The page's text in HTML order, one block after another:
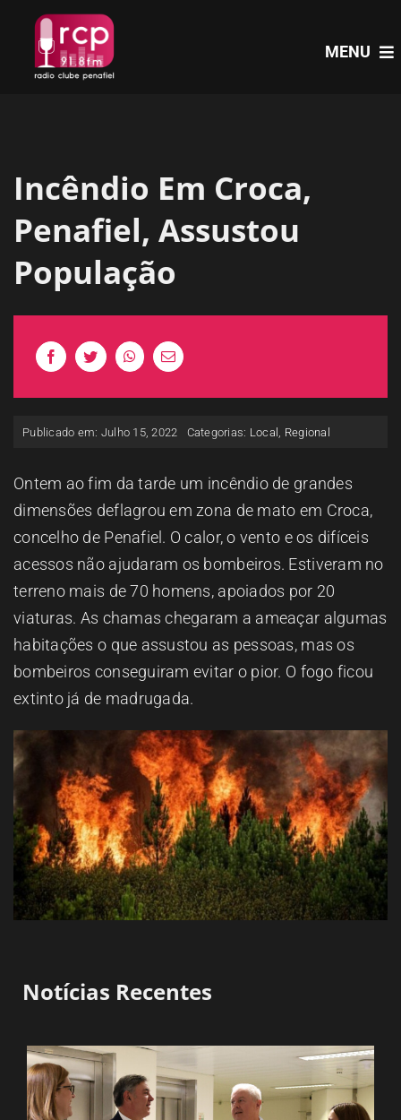
content
MENU
PROGRAMAS
A RCP
CONTACTOS
Incêndio Em Croca,
Penafiel, Assustou
População
Publicado em: Julho 15, 2022 Categorias: Local Regional
Ontem ao fim da tarde um incêndio de grandes
dimensões deflagrou em zona de mato em Croca,
concelho de Penafiel. O calor, o vento e os difíceis
acessos não ajudaram os bombeiros. Estiveram no
terreno mais de 70 homens, apoiados por 20
viaturas. As chamas chegaram a ameaçar algumas
habitações o que assustou as pessoas, mas os
bombeiros conseguiram evitar o pior. O fogo ficou
extinto já de madrugada.
Notícias Recentes